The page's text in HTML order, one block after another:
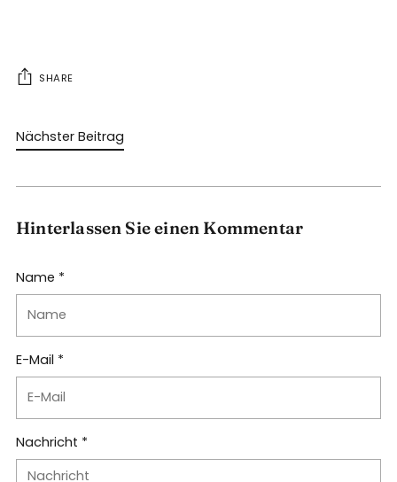
SHARE
Nächster Beitrag
Hinterlassen Sie einen Kommentar
Name *
E-Mail *
Nachricht *